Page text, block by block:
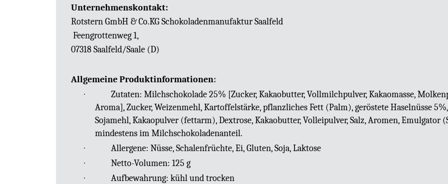
Unternehmenskontakt:
Rotstern GmbH & Co.KG Schokoladenmanufaktur Saalfeld
Feengrottenweg 1,
07318 Saalfeld/Saale (D)
Allgemeine Produktinformationen:
·
Zutaten: Milchschokolade 25% [Zucker, Kakaobutter, Vollmilchpulver, Kakaomasse,
Aroma], Zucker, Weizenmehl, Kartoffelstärke, pflanzliches Fett (Palm), geröstete Haselnüsse
Sojamehl, Kakaopulver (fettarm), Dextrose, Kakaobutter, Volleipulver, Salz, Aromen, Emulgator
mindestens im Milchschokoladenanteil.
· Allergene: Nüsse, Schalenfrüchte, Ei, Gluten, Soja, Laktose
· Netto-Volumen: 125 g
· Aufbewahrung: kühl und trocken